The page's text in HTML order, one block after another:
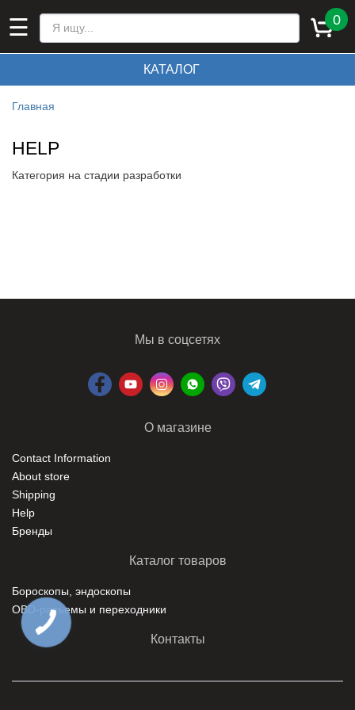
☰ 0
КАТАЛОГ
Главная
HELP
Категория на стадии разработки
Мы в соцсетях
О магазине
Contact Information
About store
Shipping
Help
Бренды
Каталог товаров
Бороскопы, эндоскопы
ОBD-разъемы и переходники
Контакты